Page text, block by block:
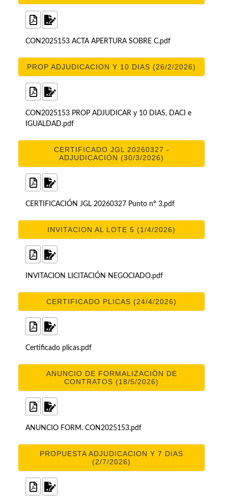
CON2025153 ACTA APERTURA SOBRE C.pdf
PROP ADJUDICACION Y 10 DIAS (26/2/2026)
CON2025153 PROP ADJUDICAR y 10 DIAS, DACI e
IGUALDAD.pdf
CERTIFICADO JGL 20260327 -
ADJUDICACIÓN (30/3/2026)
CERTIFICACIÓN JGL 20260327 Punto nº 3.pdf
INVITACION AL LOTE 5 (1/4/2026)
INVITACION LICITACIÓN NEGOCIADO.pdf
CERTIFICADO PLICAS (24/4/2026)
Certificado plicas.pdf
ANUNCIO DE FORMALIZACIÓN DE
CONTRATOS (18/5/2026)
ANUNCIO FORM. CON2025153.pdf
PROPUESTA ADJUDICACION Y 7 DIAS
(2/7/2026)